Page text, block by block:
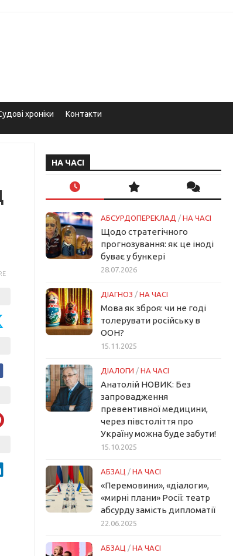
хроніки Контакти
НА ЧАСІ
АБСУРДОПЕРЕКЛАД / НА ЧАСІ
Щодо стратегічного
прогнозування: як це іноді
буває у бункері
28.07.2026
ДІАГНОЗ / НА ЧАСІ
Мова як зброя: чи не годі
толерувати російську в
ООН?
15.11.2025
ДІАЛОГИ / НА ЧАСІ
Анатолій НОВИК: Без
запровадження
превентивної медицини,
через півстоліття про
Україну можна буде забути!
15.10.2025
АБЗАЦ / НА ЧАСІ
«Перемовини», «діалоги»,
«мирні плани» Росії: театр
абсурду замість дипломатії
22.06.2025
АБЗАЦ / НА ЧАСІ